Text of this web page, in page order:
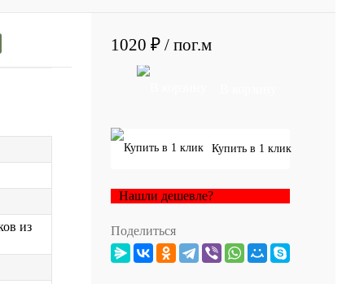
из
1020 ₽ / пог.м
Купить в 1 клик
Нашли дешевле?
Поделиться